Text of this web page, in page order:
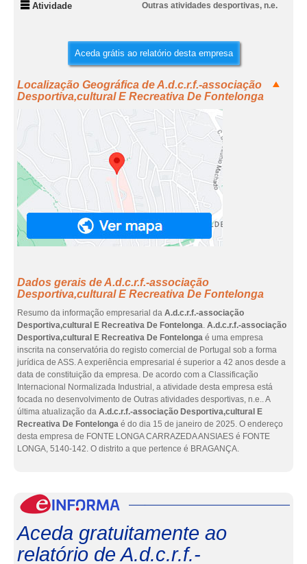
Atividade Outras atividades desportivas, n.e.
Aceda grátis ao relatório desta empresa
Localização Geográfica de A.d.c.r.f.-associação
Desportiva,cultural E Recreativa De Fontelonga
Dados gerais de A.d.c.r.f.-associação
Desportiva,cultural E Recreativa De Fontelonga
Resumo da informação empresarial da A.d.c.r.f.-associação
Desportiva,cultural E Recreativa De Fontelonga. A.d.c.r.f.-associação
Desportiva,cultural E Recreativa De Fontelonga é uma empresa
inscrita na conservatória do registo comercial de Portugal sob a forma
jurídica de ASS. A experiência empresarial é superior a 42 anos desde a
data de constituição da empresa. De acordo com a Classificação
Internacional Normalizada Industrial, a atividade desta empresa está
focada no desenvolvimento de Outras atividades desportivas, n.e.. A
última atualização da A.d.c.r.f.-associação Desportiva,cultural E
Recreativa De Fontelonga é do dia 15 de janeiro de 2025. O endereço
desta empresa de FONTE LONGA CARRAZEDA ANSIAES é FONTE
LONGA, 5140-142. O distrito a que pertence é BRAGANÇA.
Aceda gratuitamente ao
relatório de A.d.c.r.f.-